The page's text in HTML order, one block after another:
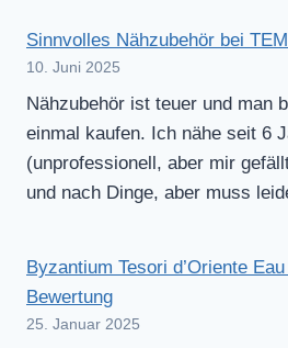
Sinnvolles Nähzubehör bei
10. Juni 2025
Nähzubehör ist teuer und man
einmal kaufen. Ich nähe seit 6
(unprofessionell, aber mir
und nach Dinge, aber muss
Byzantium Tesori d’Oriente
Bewertung
25. Januar 2025